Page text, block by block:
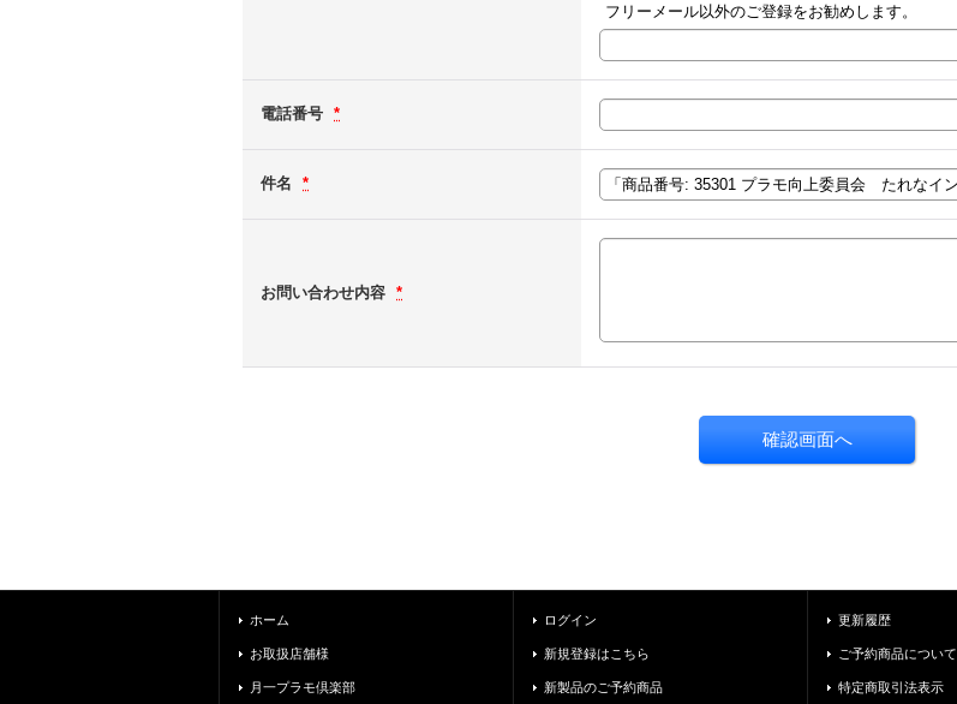
フリーメール以外のご登録をお勧めします。
電話番号 *
件名 *
お問い合わせ内容 *
ホーム
お取扱店舗様
月一プラモ倶楽部
ログイン
新規登録はこちら
新製品のご予約商品
更新履歴
ご予約商品について
特定商取引法表示